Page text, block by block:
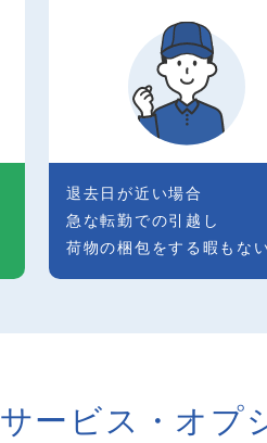
退去日が近い場合
急な転勤での引越し
荷物の梱包をする暇もな
サービス・オプ